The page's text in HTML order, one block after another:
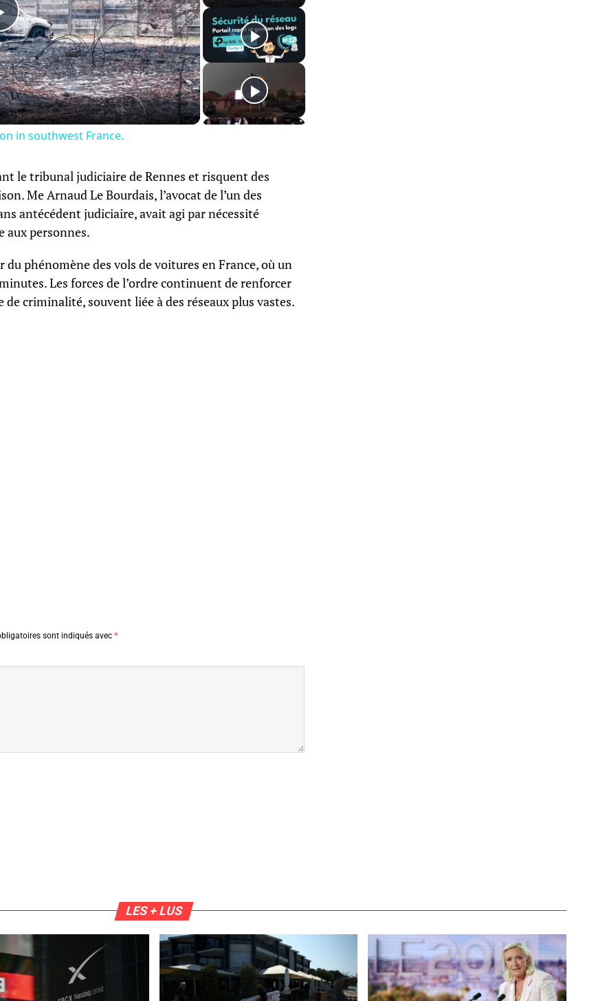
in southwest France.
le tribunal judiciaire de Rennes et risquent des
Me Arnaud Le Bourdais, l’avocat de l’un des
antécédent judiciaire, avait agi par nécessité
aux personnes.
phénomène des vols de voitures en France, où un
Les forces de l’ordre continuent de renforcer
criminalité, souvent liée à des réseaux plus vastes.
sont indiqués avec *
LES + LUS